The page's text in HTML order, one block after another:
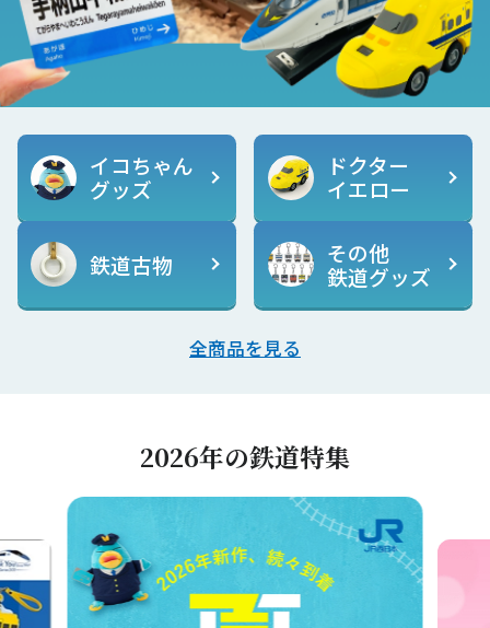
イコちゃん
グッズ
ドクター
イエロー
鉄道古物
その他
鉄道グッズ
全商品を見る
2026年の鉄道特集